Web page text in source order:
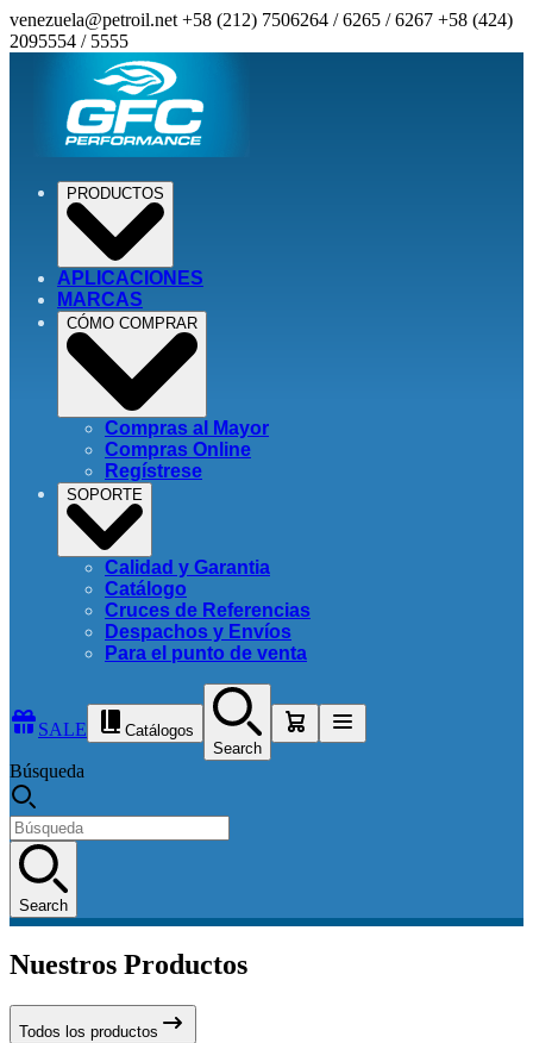
venezuela@petroil.net +58 (212) 7506264 / 6265 / 6267 +58 (424)
2095554 / 5555
PRODUCTOS
APLICACIONES
MARCAS
CÓMO COMPRAR
Compras al Mayor
Compras Online
Regístrese
SOPORTE
Calidad y Garantia
Catálogo
Cruces de Referencias
Despachos y Envíos
Para el punto de venta
SALE
Catálogos
Search
Búsqueda
Search
Nuestros Productos
Todos los productos